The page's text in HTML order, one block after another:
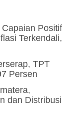
Positif
Terkendali,
TPT
Persen
dan Distribusi